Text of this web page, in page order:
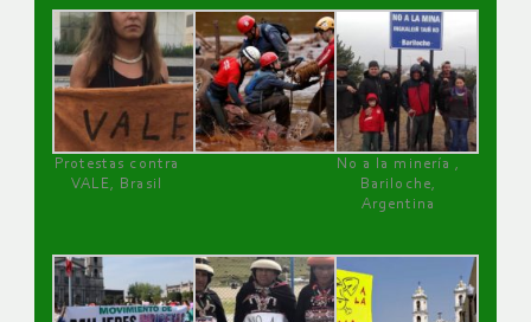
Protestas contra
VALE, Brasil
No a la minería ,
Bariloche,
Argentina